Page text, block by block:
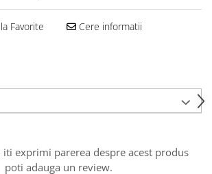
Favorite Cere informatii
iti exprimi parerea despre acest produs
poti adauga un review.